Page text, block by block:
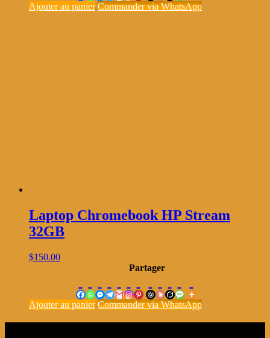
Ajouter au panier Commander via WhatsApp
Laptop Chromebook HP Stream
32GB
$150.00
Partager
Ajouter au panier Commander via WhatsApp